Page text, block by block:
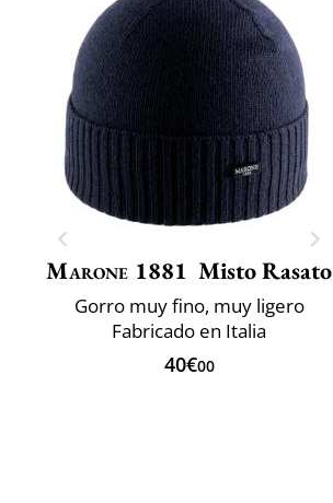
Marone 1881 Misto Rasato
Gorro muy fino, muy ligero
Fabricado en Italia
40€00